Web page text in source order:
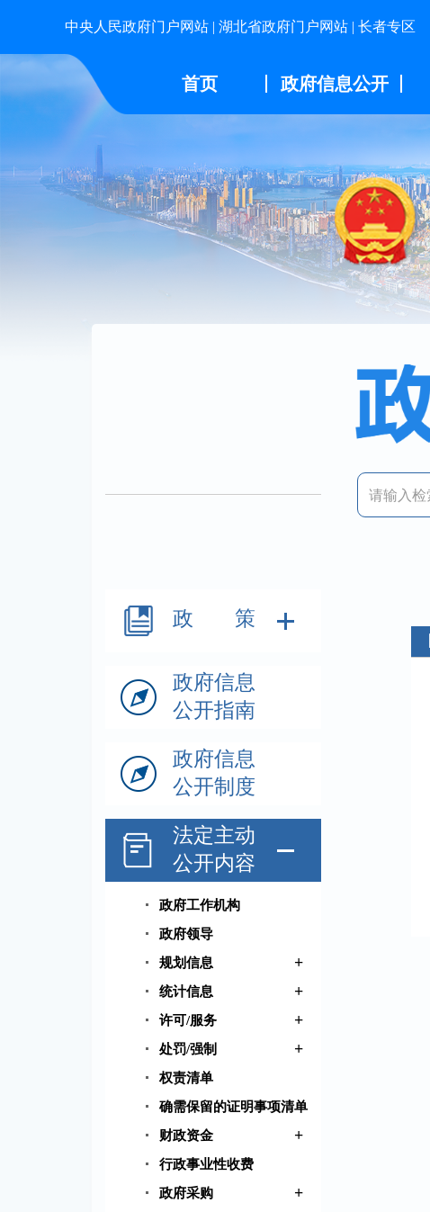
中央人民政府门户网站 | 湖北省政府门户网站 | 长者专区
首页 政府信息公开
政 策
政府信息
公开指南
政府信息
公开制度
法定主动
公开内容
政府工作机构
政府领导
规划信息
+
统计信息 +
许可/服务 +
处罚/强制 +
权责清单
确需保留的证明事项清单
财政资金
+
行政事业性收费
政府采购
+